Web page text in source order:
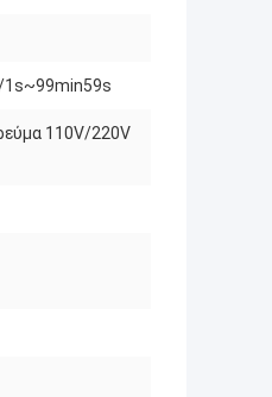
110V/220V